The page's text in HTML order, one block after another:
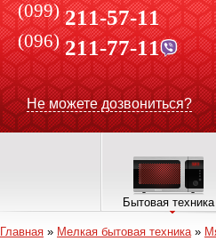
(099) 211-57-11
(096)211-77-11
Не можете дозвониться?
Бытовая техника
Главная » Мелкая бытовая техника»